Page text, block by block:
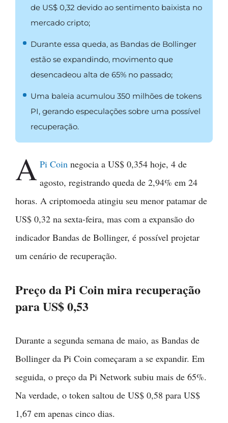
de US$ 0,32 devido ao sentimento baixista no
mercado cripto;
Durante essa queda, as Bandas de Bollinger
estão se expandindo, movimento que
desencadeou alta de 65% no passado;
Uma baleia acumulou 350 milhões de tokens
PI, gerando especulações sobre uma possível
recuperação.
A Pi Coin negocia a US$ 0,354 hoje, 4 de
agosto, registrando queda de 2,94% em 24
horas. A criptomoeda atingiu seu menor patamar de
US$ 0,32 na sexta-feira, mas com a expansão do
indicador Bandas de Bollinger, é possível projetar
um cenário de recuperação.
Preço da Pi Coin mira recuperação
para US$ 0,53
Durante a segunda semana de maio, as Bandas de
Bollinger da Pi Coin começaram a se expandir. Em
seguida, o preço da Pi Network subiu mais de 65%.
Na verdade, o token saltou de US$ 0,58 para US$
1,67 em apenas cinco dias.